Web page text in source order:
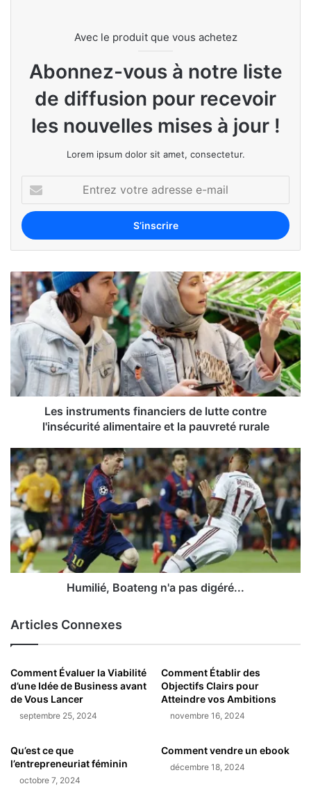
Avec le produit que vous achetez
Abonnez-vous à notre liste
de diffusion pour recevoir
les nouvelles mises à jour !
Lorem ipsum dolor sit amet, consectetur.
Les instruments financiers de lutte contre
l'insécurité alimentaire et la pauvreté rurale
Humilié, Boateng n'a pas digéré...
Articles Connexes
Comment Évaluer la Viabilité
d’une Idée de Business avant
de Vous Lancer
septembre 25, 2024
Comment Établir des
Objectifs Clairs pour
Atteindre vos Ambitions
novembre 16, 2024
Qu’est ce que
l’entrepreneuriat féminin
octobre 7, 2024
Comment vendre un ebook
décembre 18, 2024